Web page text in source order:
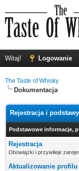
Witaj! Logowanie
The Taste of Whisky
Dokumentacja
Rejestracja i podstawy
Podstawowe informacje,
Rejestracja
Obowiązki i przywileje
Aktualizowanie profilu